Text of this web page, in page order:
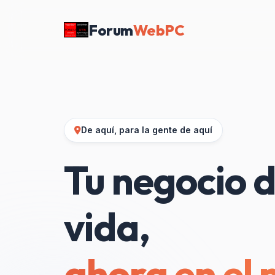
ForumWebPC
De aquí, para la gente de aquí
Tu negocio
vida,